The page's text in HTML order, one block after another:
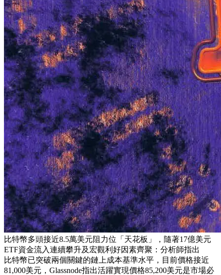
比特幣多頭接近8.5萬美元阻力位「天花板」，隨著17億美元
ETF資金流入連續攀升及宏觀利好因素齊聚：分析師指出
比特幣已突破兩個關鍵的鏈上成本基準水平，目前價格接近
81,000美元，Glassnode指出活躍實現價格85,200美元是市場必